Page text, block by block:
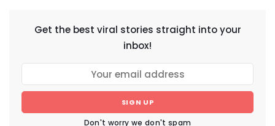
Get the best viral stories straight into your
inbox!
SIGN UP
Don't worry we don't spam